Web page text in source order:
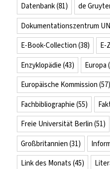
Datenbank(81) de
Dokumentationszentrum
E-Book-Collection (38) E-
Enzyklopädie (43) Europa
Europäische Kommission (57)
Fachbibliographie (55)
Freie Universität Berlin (51)
Großbritannien (31)
Link des Monats (45)